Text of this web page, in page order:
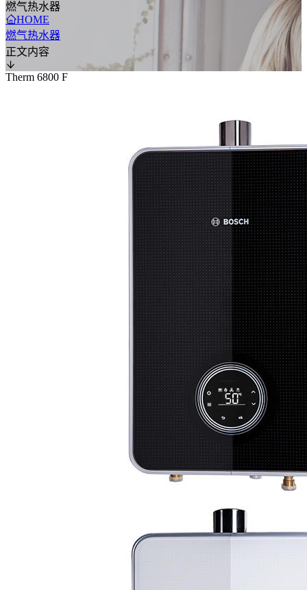
燃气热水器
HOME
燃气热水器
正文内容
Therm 6800 F